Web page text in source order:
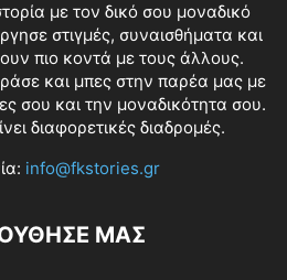
με τον δικό σου μοναδικό
στιγμές, συναισθήματα και
πιο κοντά με τους άλλους.
και μπες στην παρέα μας με
σου και την μοναδικότητα σου.
διαφορετικές διαδρομές.
info@fkstories.gr
ΜΑΣ